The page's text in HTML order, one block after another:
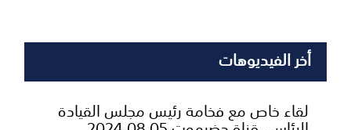
أخر الفيديوهات
لقاء خاص مع فخامة رئيس مجلس القيادة